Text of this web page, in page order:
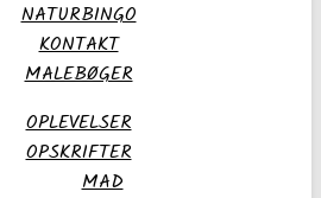
NATURBINGO
KONTAKT
MALEBØGER
OPLEVELSER
OPSKRIFTER
MAD